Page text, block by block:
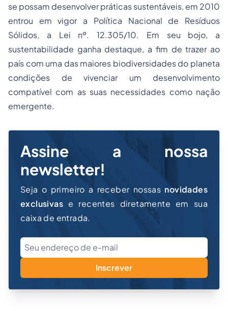
se possam desenvolver práticas sustentáveis, em 2010
entrou em vigor a Política Nacional de Resíduos
Sólidos, a Lei nº. 12.305/10. Em seu bojo, a
sustentabilidade ganha destaque, a fim de trazer ao
país com uma das maiores biodiversidades do planeta
condições de vivenciar um desenvolvimento
compatível com as suas necessidades como nação
emergente.
Assine a nossa
newsletter!
Seja o primeiro a receber nossas novidades
exclusivas e recentes diretamente em sua
caixa de entrada.
Inscrever